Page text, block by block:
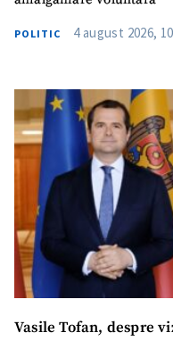
POLITIC 4 august 2026,
Vasile Tofan, despre